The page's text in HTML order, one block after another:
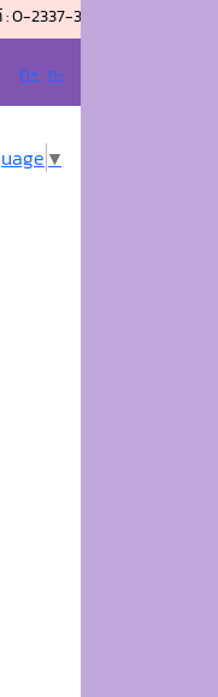
โทรสาร (แฟกซ์) : 0-
ก+ ก-
▼